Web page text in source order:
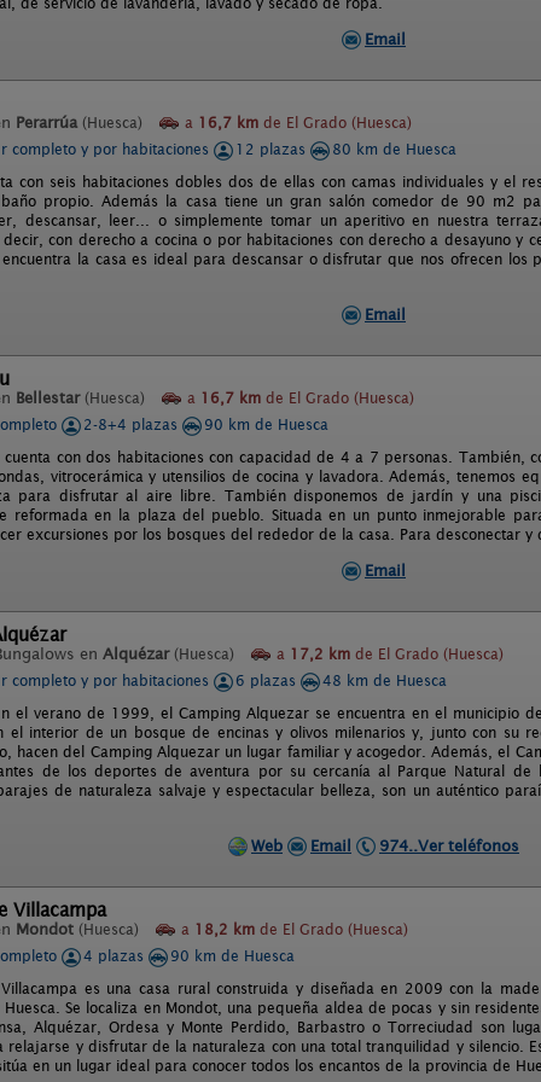
Email
Perarrúa (Huesca) a 16,7 km de El Grado (Huesca)
completo y por habitaciones
12 plazas
80 km de Huesca
con seis habitaciones dobles dos de ellas con camas individuales y el
baño propio. Además la casa tiene un gran salón comedor de 90 m2
descansar, leer... o simplemente tomar un aperitivo en nuestra
con derecho a cocina o por habitaciones con derecho a desayuno y
la casa es ideal para descansar o disfrutar que nos ofrecen los
Email
Bellestar (Huesca) a 16,7 km de El Grado (Huesca)
2-8+4 plazas
90 km de Huesca
cuenta con dos habitaciones con capacidad de 4 a 7 personas. También,
vitrocerámica y utensilios de cocina y lavadora. Además, tenemos
para disfrutar al aire libre. También disponemos de jardín y una
reformada en la plaza del pueblo. Situada en un punto inmejorable
excursiones por los bosques del rededor de la casa. Para desconectar y
Email
en Alquézar (Huesca) a 17,2 km de El Grado (Huesca)
completo y por habitaciones
6 plazas
48 km de Huesca
el verano de 1999, el Camping Alquezar se encuentra en el municipio
el interior de un bosque de encinas y olivos milenarios y, junto con su
hacen del Camping Alquezar un lugar familiar y acogedor. Además, el
de los deportes de aventura por su cercanía al Parque Natural de
de naturaleza salvaje y espectacular belleza, son un auténtico
Web Email 974..Ver teléfonos
Villacampa
Mondot (Huesca) a 18,2 km de El Grado (Huesca)
4 plazas
90 km de Huesca
es una casa rural construida y diseñada en 2009 con la
Se localiza en Mondot, una pequeña aldea de pocas y sin
Alquézar, Ordesa y Monte Perdido, Barbastro o Torreciudad son
relajarse y disfrutar de la naturaleza con una total tranquilidad y silencio.
en un lugar ideal para conocer todos los encantos de la provincia de